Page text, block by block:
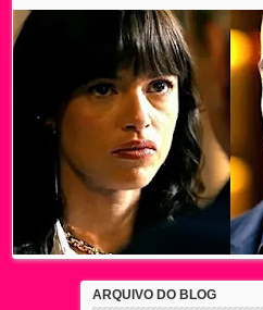
ARQUIVO DO BLOG